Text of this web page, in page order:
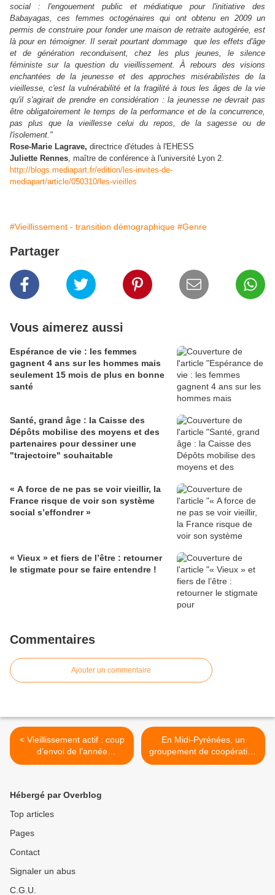
social : l'engouement public et médiatique pour l'initiative des
Babayagas, ces femmes octogénaires qui ont obtenu en 2009 un
permis de construire pour fonder une maison de retraite autogérée, est
là pour en témoigner. Il serait pourtant dommage que les effets d'âge
et de génération reconduisent, chez les plus jeunes, le silence
féministe sur la question du vieillissement. À rebours des visions
enchantées de la jeunesse et des approches misérabilistes de la
vieillesse, c'est la vulnérabilité et la fragilité à tous les âges de la vie
qu'il s'agirait de prendre en considération : la jeunesse ne devrait pas
être obligatoirement le temps de la performance et de la concurrence,
pas plus que la vieillesse celui du repos, de la sagesse ou de
l'isolement."
Rose-Marie Lagrave, directrice d'études à l'EHESS
Juliette Rennes, maître de conférence à l'université Lyon 2.
http://blogs.mediapart.fr/edition/les-invites-de-
mediapart/article/050310/les-vieilles
#Vieillissement - transition démographique #Genre
Partager
Vous aimerez aussi
Espérance de vie : les femmes
gagnent 4 ans sur les hommes mais
seulement 15 mois de plus en bonne
santé
Santé, grand âge : la Caisse des
Dépôts mobilise des moyens et des
partenaires pour dessiner une
"trajectoire" souhaitable
« A force de ne pas se voir vieillir, la
France risque de voir son système
social s’effondrer »
« Vieux » et fiers de l’être : retourner
le stigmate pour se faire entendre !
Commentaires
Ajouter un commentaire
< Vieillissement actif : coup
d’envoi de l’année
européenne 2012 : Le
En Midi-Pyrénées, un
groupement de coopération
sociale plutôt qu'un CIAS-
Hébergé par Overblog
Top articles
Pages
Contact
Signaler un abus
C.G.U.